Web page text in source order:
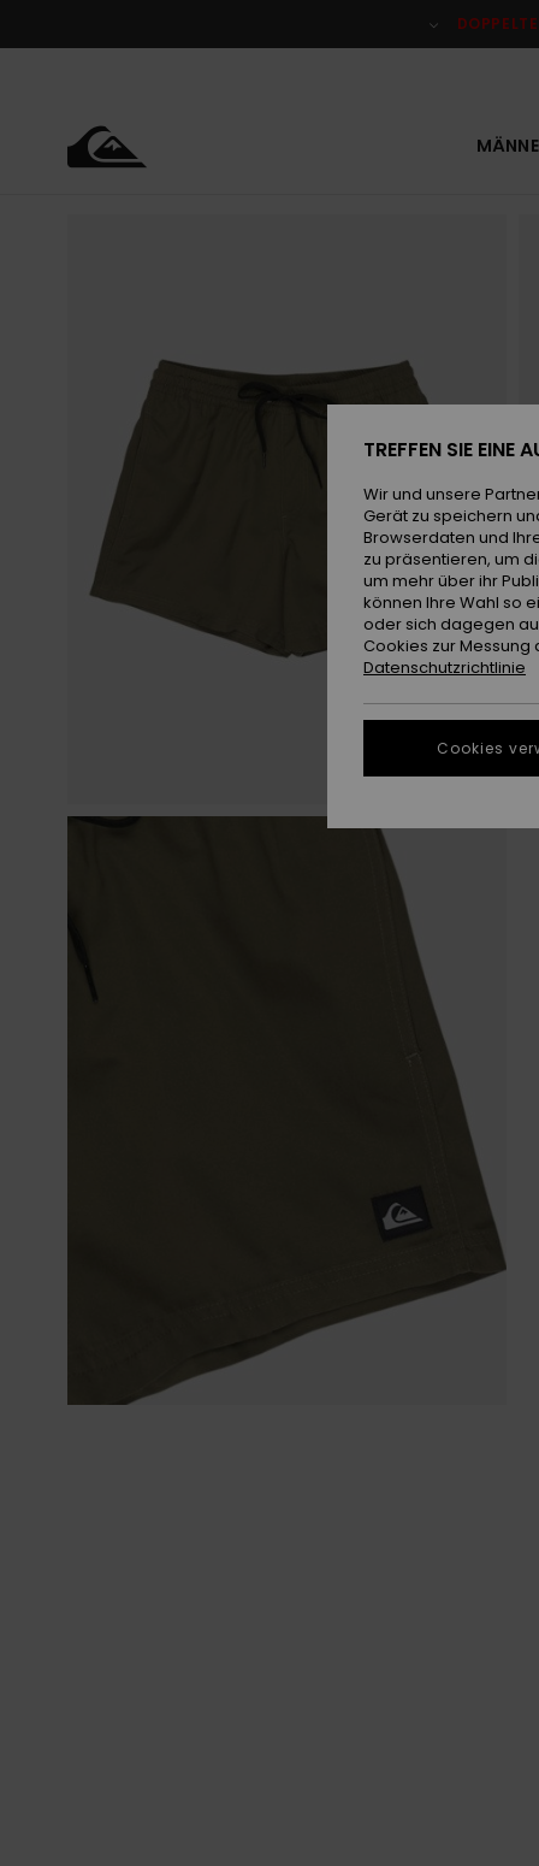
TREFFEN SIE EINE
Wir und unsere
Gerät zu speichern
Browserdaten und
zu präsentieren, um
um mehr über ihr
können Ihre Wahl so
oder sich dagegen
Cookies zur
Datenschutzrichtlinie
Cookies